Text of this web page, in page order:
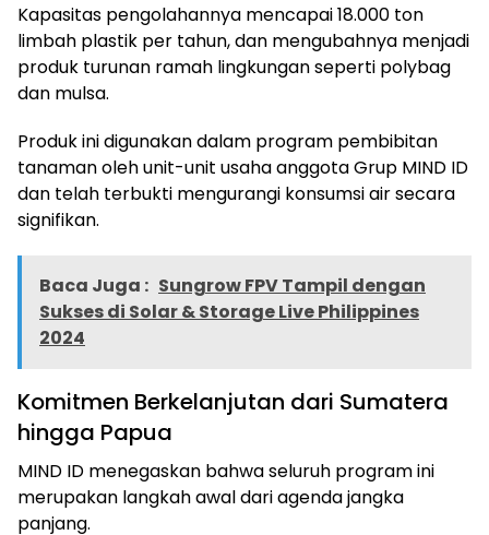
Kapasitas pengolahannya mencapai 18.000 ton
limbah plastik per tahun, dan mengubahnya menjadi
produk turunan ramah lingkungan seperti polybag
dan mulsa.
Produk ini digunakan dalam program pembibitan
tanaman oleh unit-unit usaha anggota Grup MIND ID
dan telah terbukti mengurangi konsumsi air secara
signifikan.
Baca Juga : Sungrow FPV Tampil dengan
Sukses di Solar & Storage Live Philippines
2024
Komitmen Berkelanjutan dari Sumatera
hingga Papua
MIND ID menegaskan bahwa seluruh program ini
merupakan langkah awal dari agenda jangka
panjang.